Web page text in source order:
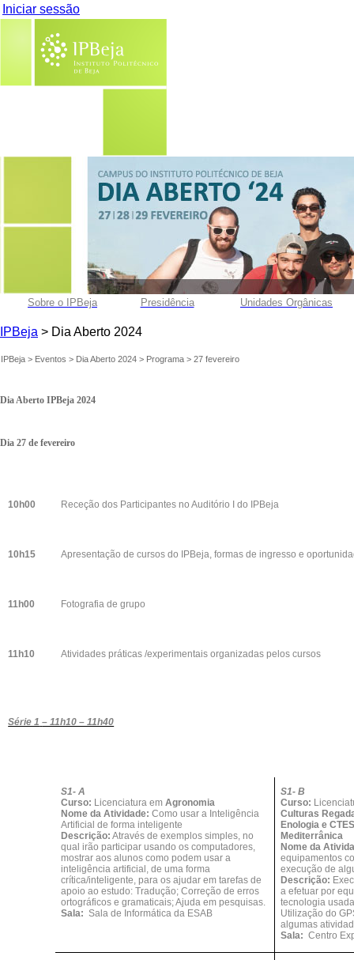
Iniciar sessão
Sobre o IPBeja Presidência Unidades Orgânicas
IPBeja > Dia Aberto 2024
IPBeja > Eventos > Dia Aberto 2024 > Programa > 27 fevereiro
Dia Aberto IPBeja 2024
Dia 27 de fevereiro
10h00 Receção dos Participantes no Auditório I do IPBeja
10h15 Apresentação de cursos do IPBeja, formas de ingresso e
11h00 Fotografia de grupo
11h10 Atividades práticas /experimentais organizadas pelos cursos
Série 1 – 11h10 – 11h40
S1- A
Curso: Licenciatura emAgronomia
Nome da Atividade: Como usar a Inteligência
Artificial de forma inteligente
Descrição: Através de exemplos simples, no
qual irão participar usando os computadores,
mostrar aos alunos como podem usar a
inteligência artificial, de uma forma
crítica/inteligente, para os ajudar em tarefas de
apoio ao estudo: Tradução; Correção de erros
ortográficos e gramaticais; Ajuda em pesquisas.
Sala: Sala de Informática da ESAB
S1- B
Curso:
Culturas
Enologia e
Mediterrânica
Nome da
equipamentos
execução de
Descrição:
a efetuar por
tecnologia
Utilização do
algumas
Sala: Centro